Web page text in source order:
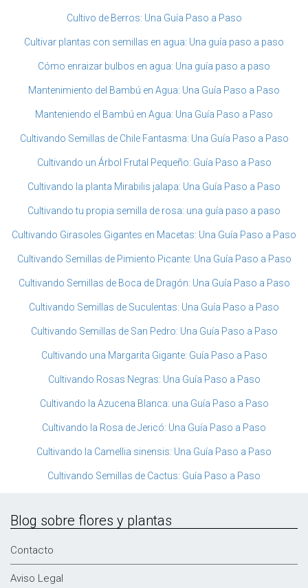
Cultivo de Berros: Una Guía Paso a Paso
Cultivar plantas con semillas en agua: Una guía paso a paso
Cómo enraizar bulbos en agua: Una guía paso a paso
Mantenimiento del Bambú en Agua: Una Guía Paso a Paso
Manteniendo el Bambú en Agua: Una Guía Paso a Paso
Cultivando Semillas de Chile Fantasma: Una Guía Paso a Paso
Cultivando un Árbol Frutal Pequeño: Guía Paso a Paso
Cultivando la planta Mirabilis jalapa: Una Guía Paso a Paso
Cultivando tu propia semilla de rosa: una guía paso a paso
Cultivando Girasoles Gigantes en Macetas: Una Guía Paso a Paso
Cultivando Semillas de Pimiento Picante: Una Guía Paso a Paso
Cultivando Semillas de Boca de Dragón: Una Guía Paso a Paso
Cultivando Semillas de Suculentas: Una Guía Paso a Paso
Cultivando Semillas de San Pedro: Una Guía Paso a Paso
Cultivando una Margarita Gigante: Guía Paso a Paso
Cultivando Rosas Negras: Una Guía Paso a Paso
Cultivando la Azucena Blanca: una Guía Paso a Paso
Cultivando la Rosa de Jericó: Una Guía Paso a Paso
Cultivando la Camellia sinensis: Una Guía Paso a Paso
Cultivando Semillas de Cactus: Guía Paso a Paso
Blog sobre flores y plantas
Contacto
Aviso Legal